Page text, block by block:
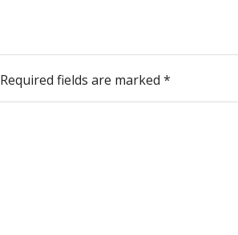
Required fields are marked *